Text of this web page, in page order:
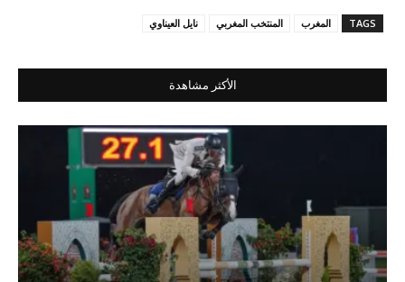
TAGS المغرب المنتخب المغربي نايل العيناوي
الأكثر مشاهدة